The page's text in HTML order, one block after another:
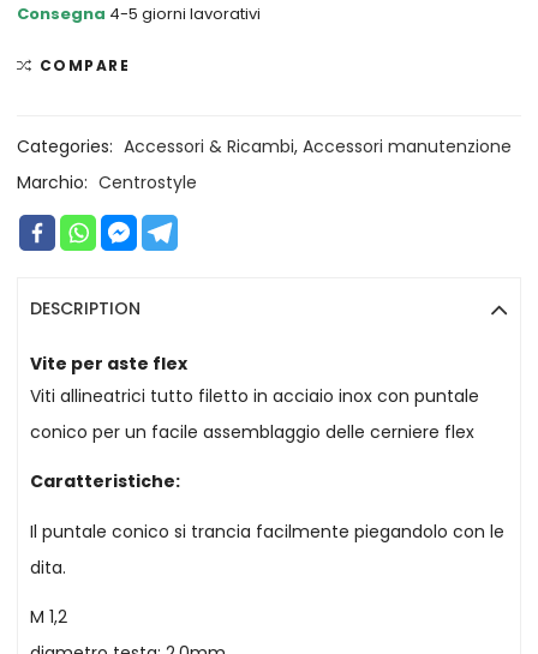
Consegna 4-5 giorni lavorativi
COMPARE
Categories: Accessori & Ricambi,Accessori manutenzione
Marchio: Centrostyle
DESCRIPTION
Vite per aste flex
Viti allineatrici tutto filetto in acciaio inox con puntale
conico per un facile assemblaggio delle cerniere flex
Caratteristiche:
Il puntale conico si trancia facilmente piegandolo con le
dita.
M 1,2